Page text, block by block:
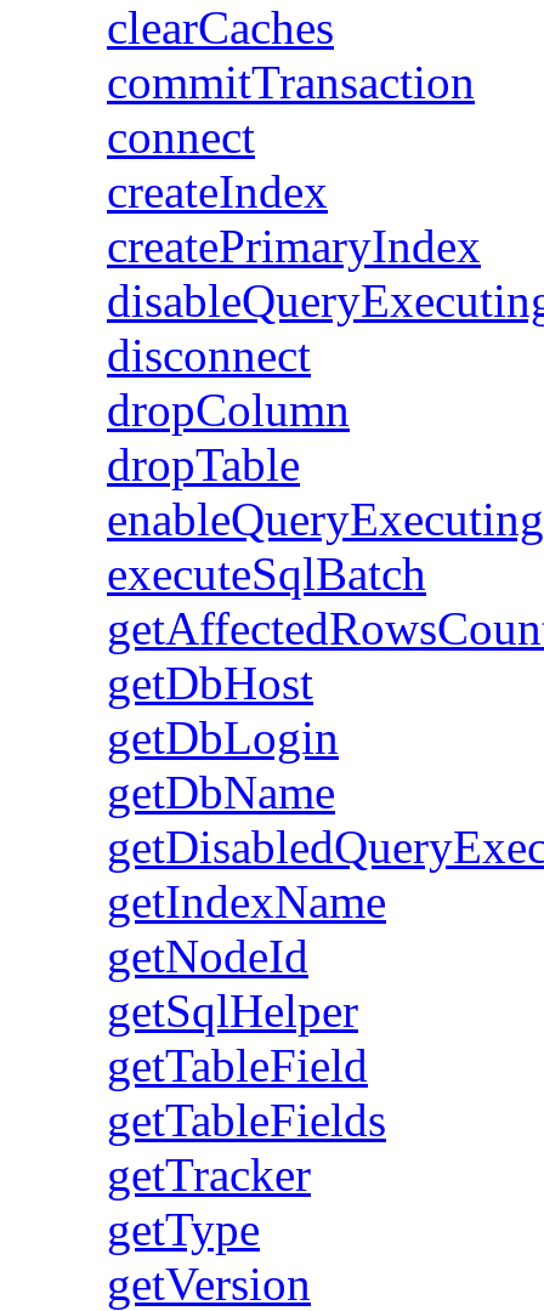
clearCaches
commitTransaction
connect
createIndex
createPrimaryIndex
disconnect
dropColumn
dropTable
enableQueryExecuting
executeSqlBatch
getDbHost
getDbLogin
getDbName
getIndexName
getNodeId
getSqlHelper
getTableField
getTableFields
getTracker
getType
getVersion